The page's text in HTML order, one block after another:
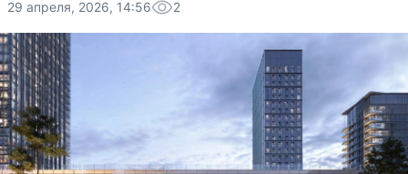
29 апреля, 2026, 14:56 2